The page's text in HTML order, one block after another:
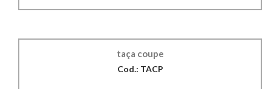
taça coupe
Cod.: TACP